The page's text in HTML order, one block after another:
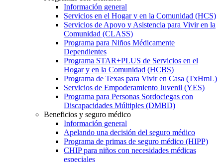
Información general
Servicios en el Hogar y en la Comunidad (HCS)
Servicios de Apoyo y Asistencia para Vivir en la
Comunidad (CLASS)
Programa para Niños Médicamente
Dependientes
Programa STAR+PLUS de Servicios en el
Hogar y en la Comunidad (HCBS)
Programa de Texas para Vivir en Casa (TxHmL)
Servicios de Empoderamiento Juvenil (YES)
Programa para Personas Sordociegas con
Discapacidades Múltiples (DMBD)
Beneficios y seguro médico
Información general
Apelando una decisión del seguro médico
Programa de primas de seguro médico (HIPP)
CHIP para niños con necesidades médicas
especiales